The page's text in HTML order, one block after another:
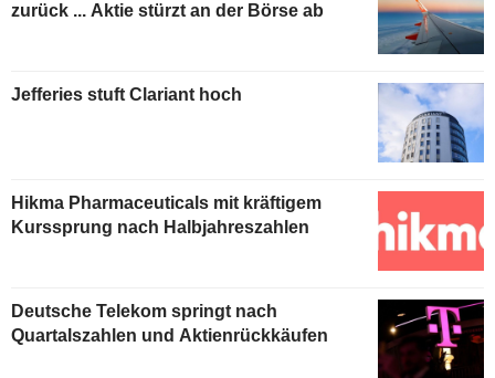
zurück ... Aktie stürzt an der Börse ab
Jefferies stuft Clariant hoch
Hikma Pharmaceuticals mit kräftigem
Kurssprung nach Halbjahreszahlen
Deutsche Telekom springt nach
Quartalszahlen und Aktienrückkäufen